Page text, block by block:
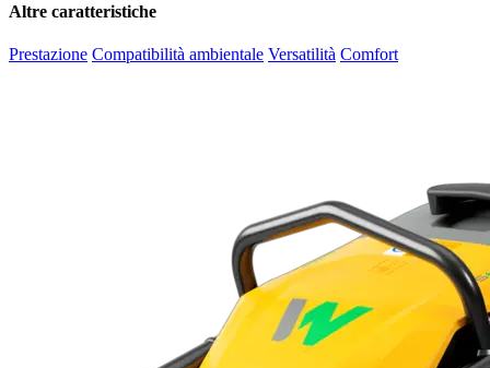
Altre caratteristiche
Prestazione Compatibilità ambientale Versatilità Comfort